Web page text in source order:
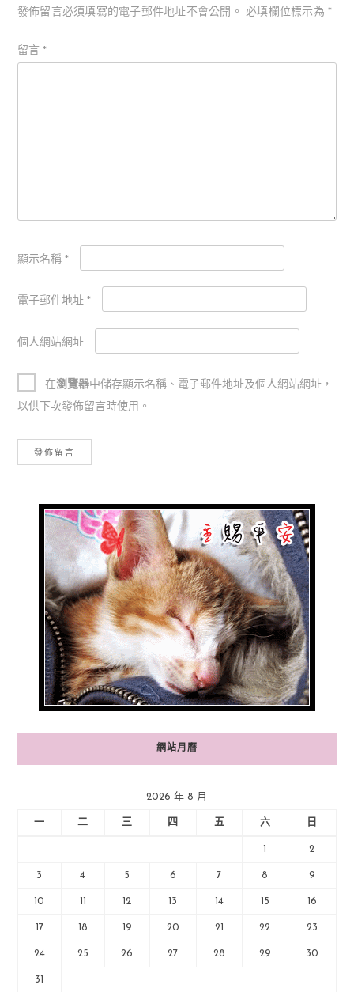
發佈留言必須填寫的電子郵件地址不會公開。 必填欄位標示為*
留言 *
顯示名稱 *
電子郵件地址 *
個人網站網址
在瀏覽器中儲存顯示名稱、電子郵件地址及個人網站網址，
以供下次發佈留言時使用。
網站月曆
2026 年 8 月
一 二 三 四 五 六 日
1 2
3 4 5 6 7 8 9
10 11 12 13 14 15 16
17 18 19 20 21 22 23
24 25 26 27 28 29 30
31